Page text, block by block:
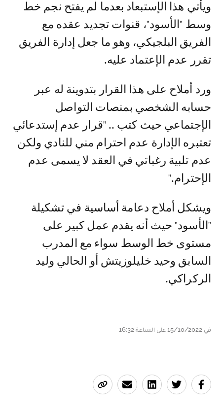
ويأتي هذا الإستبعاد بعدما لم يفتح نجم خط
وسط "الأسود"، قنوات تجديد عقده مع
الفريق البلجيكي، وهو ما جعل إدارة الفريق
تقرر عدم الإعتماد عليه.
ورد أملاح على هذا القرار بتدوينة له عبر
حسابه الشخصي بمنصات التواصل
الإجتماعي حيث كتب .. "قرار عدم إستدعائي
تعتبره الإدارة عدم احترام مني للنادي ولكن
عدم تلبية رغباتي في العقد لا يسمى عدم
الإحترام."
ويشكل أملاح دعامة أساسية في تشكيلة
"الأسود" حيث أنه يقدم عمل كبير على
مستوى خط الوسط سواء مع المدرب
السابق وحيد خليلوزيتش أو الحالي وليد
الركراكي.
في 15/10/2022 على الساعة 16:32